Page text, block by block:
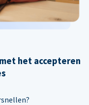
het accepteren